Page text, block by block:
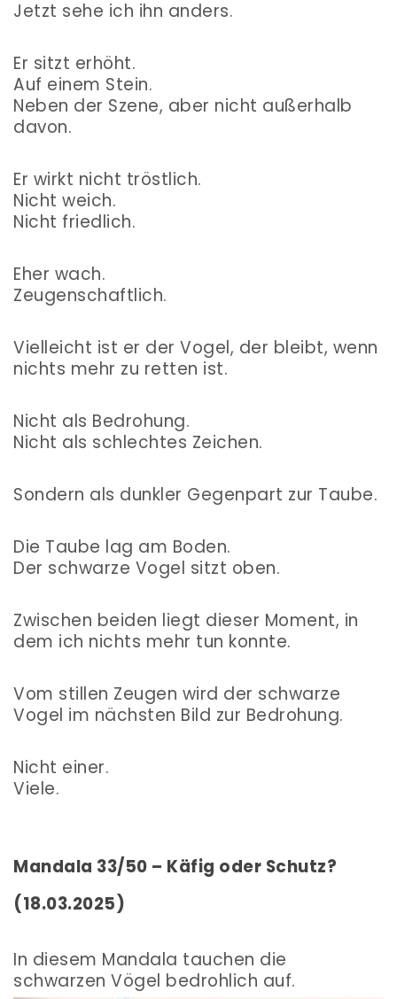
Jetzt sehe ich ihn anders.
Er sitzt erhöht.
Auf einem Stein.
Neben der Szene, aber nicht außerhalb
davon.
Er wirkt nicht tröstlich.
Nicht weich.
Nicht friedlich.
Eher wach.
Zeugenschaftlich.
Vielleicht ist er der Vogel, der bleibt, wenn
nichts mehr zu retten ist.
Nicht als Bedrohung.
Nicht als schlechtes Zeichen.
Sondern als dunkler Gegenpart zur Taube.
Die Taube lag am Boden.
Der schwarze Vogel sitzt oben.
Zwischen beiden liegt dieser Moment, in
dem ich nichts mehr tun konnte.
Vom stillen Zeugen wird der schwarze
Vogel im nächsten Bild zur Bedrohung.
Nicht einer.
Viele.
Mandala 33/50 – Käfig oder Schutz?
(18.03.2025)
In diesem Mandala tauchen die
schwarzen Vögel bedrohlich auf.